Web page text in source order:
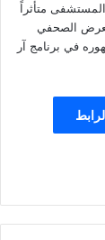
متأثراً
الجاري. حيث تعرض الصحفي
في برنامج آر